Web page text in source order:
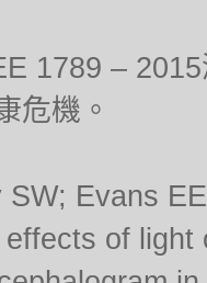
1789 –
危機。
SW; Evans
of light